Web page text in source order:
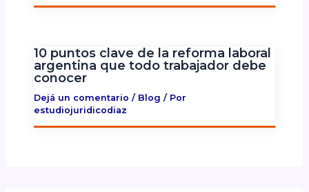
10 puntos clave de la reforma laboral
argentina que todo trabajador debe
conocer
Dejá un comentario / Blog / Por
estudiojuridicodiaz